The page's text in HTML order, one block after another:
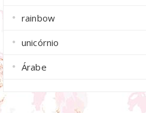
rainbow
unicórnio
Árabe